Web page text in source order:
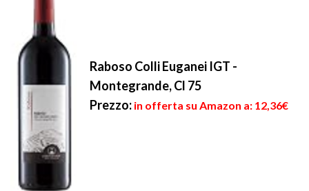
Raboso Colli Euganei IGT -
Montegrande, Cl 75
Prezzo: in offerta su Amazon a: 12,36€